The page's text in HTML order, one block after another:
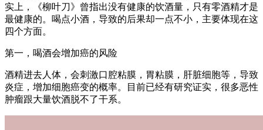
实上，《柳叶刀》曾指出没有健康的饮酒量，只有零酒精才是
最健康的。喝点小酒，导致的后果却一点不小，主要体现在这
四个方面。
第一，喝酒会增加癌的风险
酒精进去人体，会刺激口腔粘膜，胃粘膜，肝脏细胞等，导致
炎症，增加细胞癌变的概率。目前已经有研究证实，很多恶性
肿瘤跟大量饮酒脱不了干系。